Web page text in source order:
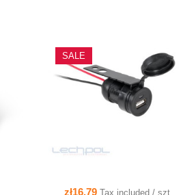
SALE
QUICK VIEW
zł16.79 Tax included / szt